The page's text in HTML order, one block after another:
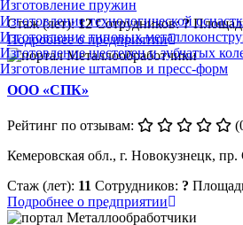
Изготовление пружин
Изготовление технологической
Изготовление типовых
Изготовление шестерен и зубчатых
Изготовление штампов и пресс-форм
Стаж (лет):12 Сотрудников:?
Подробнее о предприятии
ООО «СПК»
Рейтинг по отзывам:
Кемеровская обл., г. Новокузнецк, пр.
Стаж (лет): 11 Сотрудников: ?
Подробнее о предприятии